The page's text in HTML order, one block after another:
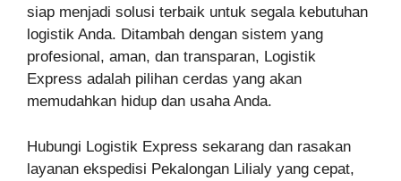
siap menjadi solusi terbaik untuk segala kebutuhan
logistik Anda. Ditambah dengan sistem yang
profesional, aman, dan transparan, Logistik
Express adalah pilihan cerdas yang akan
memudahkan hidup dan usaha Anda.
Hubungi Logistik Express sekarang dan rasakan
layanan ekspedisi Pekalongan Lilialy yang cepat,